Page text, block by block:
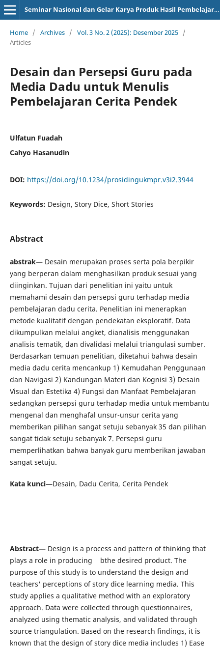
Seminar Nasional dan Gelar Karya Produk Hasil Pembelajaran
Home / Archives / Vol. 3 No. 2 (2025): Desember 2025 /
Articles
Desain dan Persepsi Guru pada
Media Dadu untuk Menulis
Pembelajaran Cerita Pendek
Ulfatun Fuadah
Cahyo Hasanudin
DOI: https://doi.org/10.1234/prosidingukmpr.v3i2.3944
Keywords: Design, Story Dice, Short Stories
Abstract
abstrak— Desain merupakan proses serta pola berpikir
yang berperan dalam menghasilkan produk sesuai yang
diinginkan. Tujuan dari penelitian ini yaitu untuk
memahami desain dan persepsi guru terhadap media
pembelajaran dadu cerita. Penelitian ini menerapkan
metode kualitatif dengan pendekatan eksploratif. Data
dikumpulkan melalui angket, dianalisis menggunakan
analisis tematik, dan divalidasi melalui triangulasi sumber.
Berdasarkan temuan penelitian, diketahui bahwa desain
media dadu cerita mencankup 1) Kemudahan Penggunaan
dan Navigasi 2) Kandungan Materi dan Kognisi 3) Desain
Visual dan Estetika 4) Fungsi dan Manfaat Pembelajaran
sedangkan persepsi guru terhadap media untuk membantu
mengenal dan menghafal unsur-unsur cerita yang
memberikan pilihan sangat setuju sebanyak 35 dan pilihan
sangat tidak setuju sebanyak 7. Persepsi guru
memperlihatkan bahwa banyak guru memberikan jawaban
sangat setuju.
Kata kunci—Desain, Dadu Cerita, Cerita Pendek
Abstract—Design is a process and pattern of thinking that
plays a role in producing bthe desired product. The
purpose of this study is to understand the design and
teachers' perceptions of story dice learning media. This
study applies a qualitative method with an exploratory
approach. Data were collected through questionnaires,
analyzed using thematic analysis, and validated through
source triangulation. Based on the research findings, it is
known that the design of story dice media includes 1) Ease